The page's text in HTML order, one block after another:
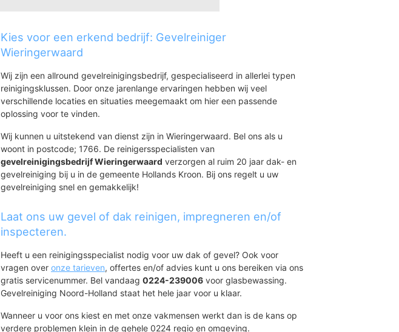
Kies voor een erkend bedrijf: Gevelreiniger
Wieringerwaard
Wij zijn een allround gevelreinigingsbedrijf, gespecialiseerd in allerlei typen
reinigingsklussen. Door onze jarenlange ervaringen hebben wij veel
verschillende locaties en situaties meegemaakt om hier een passende
oplossing voor te vinden.
Wij kunnen u uitstekend van dienst zijn in Wieringerwaard. Bel ons als u
woont in postcode; 1766. De reinigersspecialisten van
gevelreinigingsbedrijf Wieringerwaard verzorgen al ruim 20 jaar dak- en
gevelreiniging bij u in de gemeente Hollands Kroon. Bij ons regelt u uw
gevelreiniging snel en gemakkelijk!
Laat ons uw gevel of dak reinigen, impregneren en/of
inspecteren.
Heeft u een reinigingsspecialist nodig voor uw dak of gevel? Ook voor
vragen over onze tarieven, offertes en/of advies kunt u ons bereiken via ons
gratis servicenummer. Bel vandaag 0224-239006 voor glasbewassing.
Gevelreiniging Noord-Holland staat het hele jaar voor u klaar.
Wanneer u voor ons kiest en met onze vakmensen werkt dan is de kans op
verdere problemen klein in de gehele 0224 regio en omgeving.